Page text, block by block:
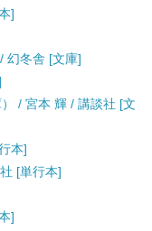
]
幻冬舎 [文庫]
/ 宮本 輝 / 講談社 [文
本]
[単行本]
]